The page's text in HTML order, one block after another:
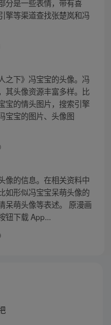
分是一些表情，带有喜
擎等渠道查找张楚岚和冯
之下》冯宝宝的头像。冯
其头像资源丰富多样。比
宝的情头图片，搜索引擎
宝宝的图片、头像图
像的信息。在相关资料中
如形似冯宝宝呆萌头像的
呆萌头像等表述。 原漫画
钮下载 App...